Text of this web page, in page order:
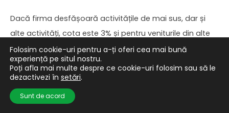
Dacă firma desfășoară activitățile de mai sus, dar și
alte activități, cota este 3% și pentru veniturile din alte
activități.
Ce vreau să spun, microîntreprinderile
pentru toată lumea, mai ales în cazul firmelor care au
marjă de profit mică. De exemplu, pentru cota de 3%,
Folosim cookie-uri pentru a-ți oferi cea mai bună
experiență pe situl nostru.
Poți afla mai multe despre ce cookie-uri folosim sau să le
dezactivezi în setări.
Sunt de acord